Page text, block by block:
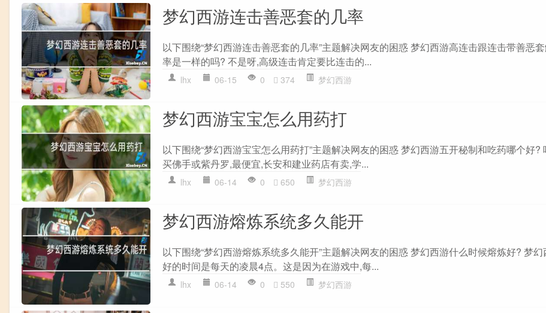
梦幻西游连击善恶套的几率
以下围绕“梦幻西游连击善恶套的几率”主题解决网友的困惑 梦幻西游高连击跟连击带善恶
率是一样的吗? 不是呀,高级连击肯定要比连击的...
lhx 06-15 0 374 梦幻西游
梦幻西游宝宝怎么用药打
以下围绕“梦幻西游宝宝怎么用药打”主题解决网友的困惑 梦幻西游五开秘制和吃药哪个好?
买佛手或紫丹罗,最便宜,长安和建业药店有卖,学...
lhx 06-14 0 650 梦幻西游
梦幻西游熔炼系统多久能开
以下围绕“梦幻西游熔炼系统多久能开”主题解决网友的困惑 梦幻西游什么时候熔炼好? 梦
好的时间是每天的凌晨4点。这是因为在游戏中,每...
lhx 06-14 0 550 梦幻西游